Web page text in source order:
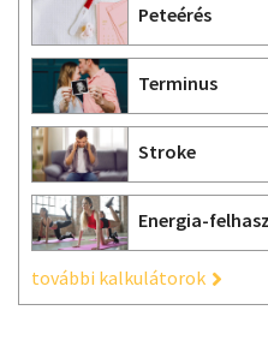
Peteérés
Terminus
Stroke
Energia-
további kalkulátorok